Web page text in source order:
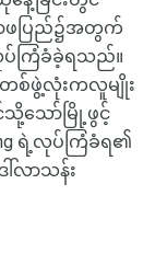
ဖပြည်၌အတွက်
ပ်ကြံခံခဲ့ရသည်။
တစ်ဖွဲ့လုံးကလူမျိုး
သို့သော်မြို့ဖွင့်
ရဲ့လုပ်ကြံခံရ၏
ါ်လာသန်း